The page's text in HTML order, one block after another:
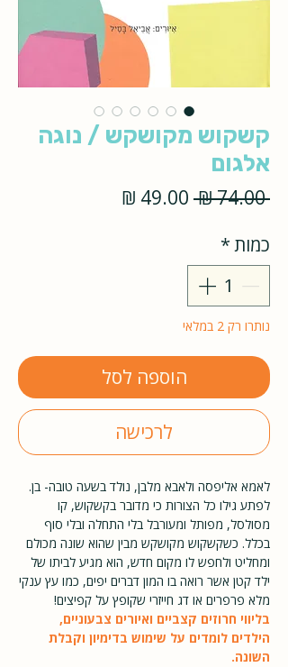
קשקוש מקושקש / נוגה
אלגום
‏74.00 ‏₪
מחיר
כמות*
נותרו רק 2 במלאי
הוספה לסל
לרכישה
לאמא אליפסה ולאבא מלבן, נולד בשעה טובה- בן.
לפתע גילו כל הצורות כי מדובר בקשקוש, קו
מסולסל, מפותל ומעורבל בלי התחלה ובלי סוף
בכלל. כשקשקוש מקושקש מבין שהוא שונה מכולם
ומחליט ולחפש לו מקום חדש, הוא מגיע לביתו של
ילד קטן אשר רואה בו המון דברים יפים, כמו עץ ענקי
מלא פרפרים או דג חייזרי שקופץ על קפיצים!
בליווי חרוזים קצביים ואיורים צבעוניים,
הילדים לומדים על שימוש בדימיון וקבלת
השונה.